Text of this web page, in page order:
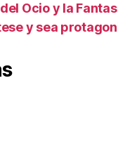
del Ocio y la
y sea